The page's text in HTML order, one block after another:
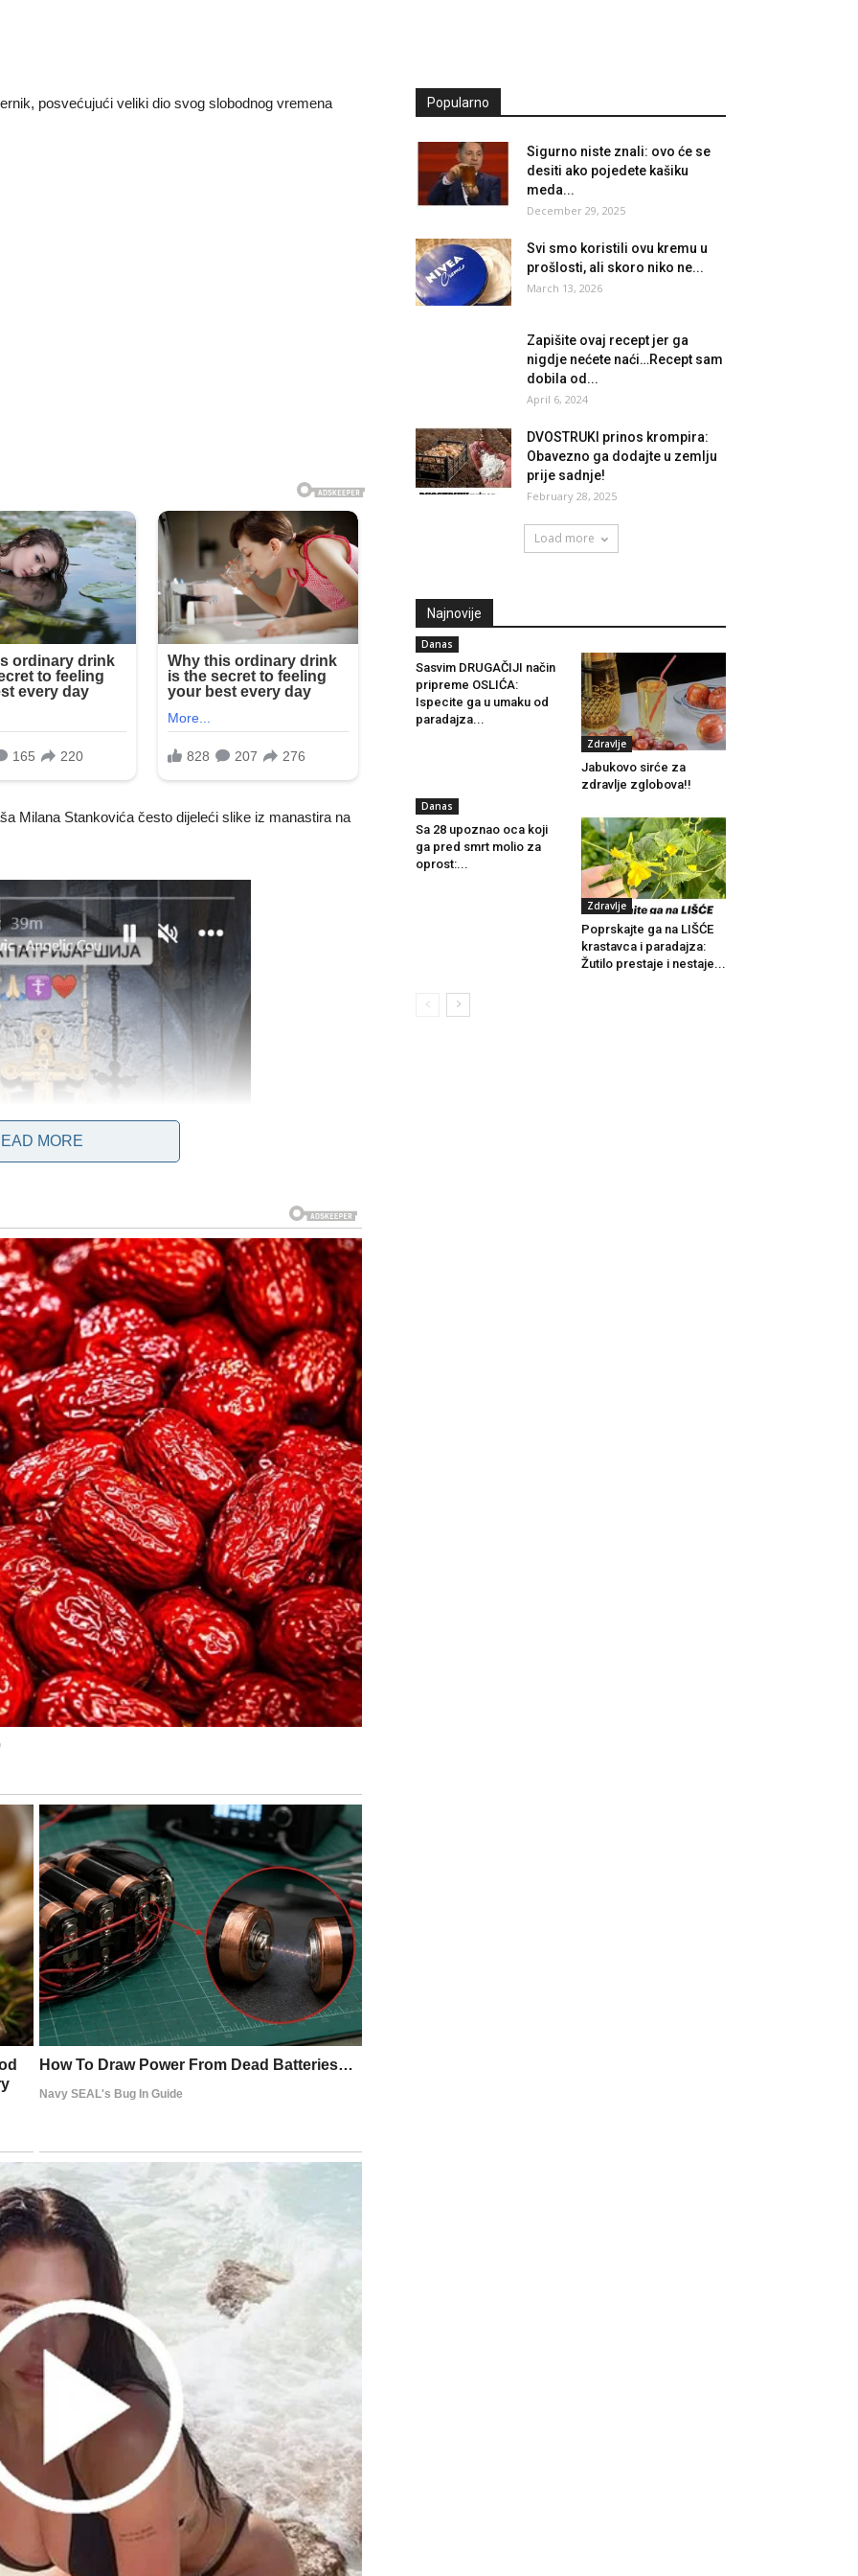
posvećujući veliki dio svog slobodnog vremena
Milana Stankovića često dijeleći slike iz manastira na
svoju vjeru, i sa ponosom kaže da je nedavno
Jovana Ljubisavljević, njegova djevojka, koja je više
veza. Bliži mi se 28. rođendan, prirodno je da
sudbina dozvoli i vrijeme se uskladi, rado ću prihvatiti
ali budite uvjereni da postoji logičan razlog za moju
MORE
Popularno
Sigurno niste znali: ovo će se
desiti ako pojedete kašiku
meda...
December 29, 2025
Svi smo koristili ovu kremu u
prošlosti, ali skoro niko ne...
March 13, 2026
Zapišite ovaj recept jer ga
nigdje nećete naći…Recept sam
dobila od...
April 6, 2024
DVOSTRUKI prinos krompira:
Obavezno ga dodajte u zemlju
prije sadnje!
February 28, 2025
Load more
Najnovije
Danas
Sasvim DRUGAČIJI način
pripreme OSLIĆA:
Ispecite ga u umaku od
paradajza...
Zdravlje
Jabukovo sirće za
zdravlje zglobova!!
Danas
Sa 28 upoznao oca koji
ga pred smrt molio za
oprost:...
Zdravlje
Poprskajte ga na LIŠĆE
krastavca i paradajza:
Žutilo prestaje i nestaje...